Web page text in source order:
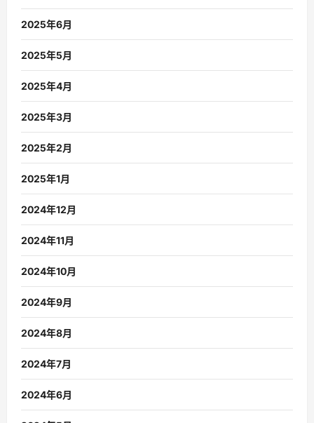
2025年6月
2025年5月
2025年4月
2025年3月
2025年2月
2025年1月
2024年12月
2024年11月
2024年10月
2024年9月
2024年8月
2024年7月
2024年6月